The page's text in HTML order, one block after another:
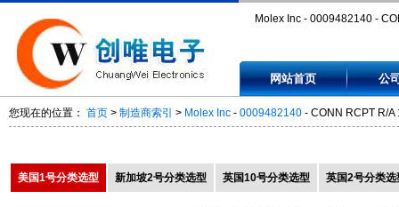
Molex Inc - 0009482140 -
0009482140
网站首页 公
您现在的位置： 首页 > 制造商索引 > Molex Inc - 0009482140 - CONN RCPT R/
美国1号分类选型 新加坡2号分类选型 英国10号分类选型 英国2号分类选